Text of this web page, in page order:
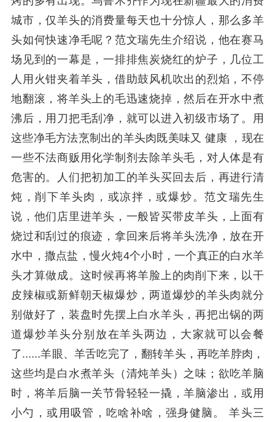
城市，仅羊头的消费量每天也十分惊人，那么多羊
头如何快速净毛呢？范文瑞先生介绍说，他在赛马
场见到的一幕是，一排排焦炭烧红的炉子，几位工
人用火钳夹着羊头，借助鼓风机吹出的烈焰，不停
地翻滚，将羊头上的毛迅速烧掉，然后在开水中煮
沸后，用刀把毛刮净，就可以进入初级市场了。用
这些净毛方法烹制出的羊头肉既美味又 健康 ，现在
一些不法商贩用化学制剂去除羊头毛，对人体是有
危害的。人们把初加工的羊头买回去后，再进行清
炖，削下羊头肉，或凉拌，或爆炒。范文瑞先生
说，他们店里进羊头，一般皆买带皮羊头，上面有
烧过和刮过的痕迹，拿回来后将羊头洗净，放在开
水中，撒点盐，慢火炖4个小时，一个真正的白水羊
头才算做成。这时候再将羊脸上的肉削下来，以干
皮辣椒或新鲜朝天椒爆炒，两道爆炒的羊头肉就分
别做好了，装盘时先摆上白水羊头，再把出锅的两
道爆炒羊头分别放在羊头两边，大家就可以会餐
了......羊眼、羊舌吃完了，翻转羊头，再吃羊脖肉，
这些均是白水煮羊头（清炖羊头）之味；欲吃羊脑
时，将羊后脑一关节骨轻轻一撬，羊脑渗出，或用
小勺，或用吸管，吃啥补啥，强身健脑。 羊头三